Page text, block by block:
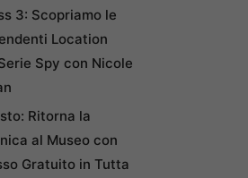
3: Scopriamo le
Location
Spy con Nicole
Ritorna la
al Museo con
Gratuito in Tutta